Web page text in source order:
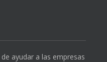
ayudar a las empresas